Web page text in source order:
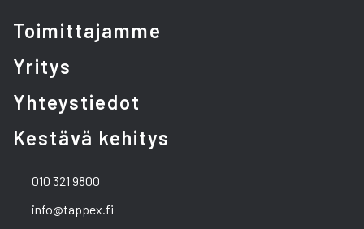
Toimittajamme
Yritys
Yhteystiedot
Kestävä kehitys
010 321 9800
info@tappex.fi